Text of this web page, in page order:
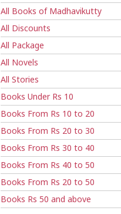
All Books of Madhavikutty
All Discounts
All Package
All Novels
All Stories
Books Under Rs 10
Books From Rs 10 to 20
Books From Rs 20 to 30
Books From Rs 30 to 40
Books From Rs 40 to 50
Books From Rs 20 to 50
Books Rs 50 and above